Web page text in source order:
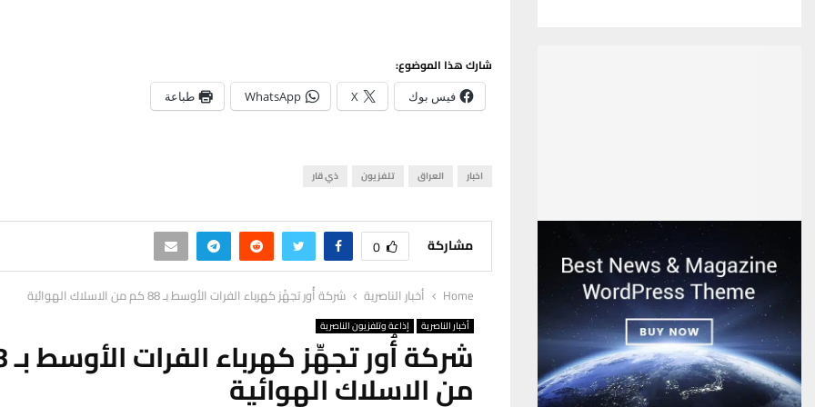
شارك هذا الموضوع:
فيس بوك X
WhatsApp طباعة
اخبار العراق تلفزيون ذي قار
مشاركة 0
Home أخبار الناصرية شركة أُور تجهِّز كهرباء الفرات الأوسط بـ 88 كم من الاسلاك الهوائية
أخبار الناصرية إذاعة وتلفزيون الناصرية
من الاسلاك الهوائية